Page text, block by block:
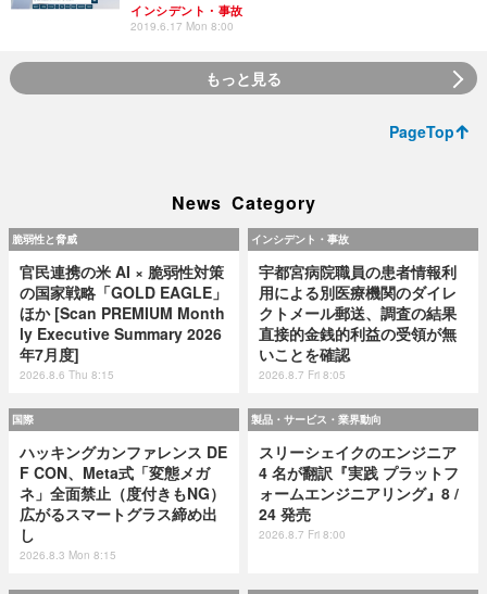
インシデント・事故
2019.6.17 Mon 8:00
もっと見る
PageTop
News Category
脆弱性と脅威
官民連携の米 AI × 脆弱性対策
の国家戦略「GOLD EAGLE」
ほか [Scan PREMIUM Month
ly Executive Summary 2026
年7月度]
2026.8.6 Thu 8:15
インシデント・事故
宇都宮病院職員の患者情報利
用による別医療機関のダイレ
クトメール郵送、調査の結果
直接的金銭的利益の受領が無
いことを確認
2026.8.7 Fri 8:05
国際
ハッキングカンファレンス DE
F CON、Meta式「変態メガ
ネ」全面禁止（度付きもNG）
広がるスマートグラス締め出
し
2026.8.3 Mon 8:15
製品・サービス・業界動向
スリーシェイクのエンジニア
4 名が翻訳『実践 プラットフ
ォームエンジニアリング』8 /
24 発売
2026.8.7 Fri 8:00